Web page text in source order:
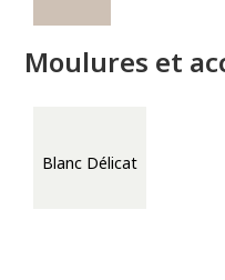
Moulures et
Blanc Délicat